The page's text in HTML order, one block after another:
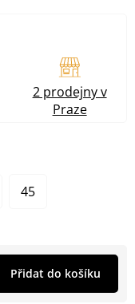
45
Přidat do košíku
2 prodejny v
Praze